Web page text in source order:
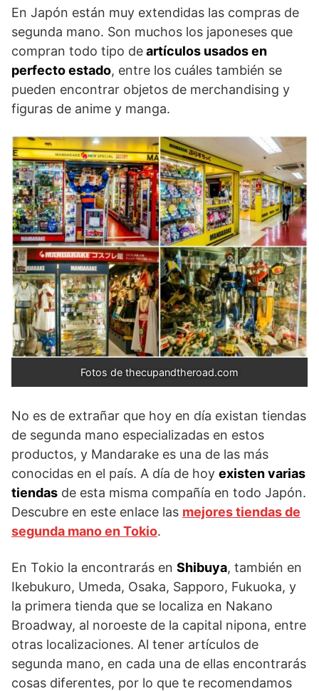
En Japón están muy extendidas las compras de
segunda mano. Son muchos los japoneses que
compran todo tipo deartículos usados en
perfecto estado, entre los cuáles también se
pueden encontrar objetos de merchandising y
figuras de anime y manga.
Fotos de thecupandtheroad.com
No es de extrañar que hoy en día existan tiendas
de segunda mano especializadas en estos
productos, y Mandarake es una de las más
conocidas en el país. A día de hoy existen varias
tiendas de esta misma compañía en todo Japón.
Descubre en este enlace las mejores tiendas de
segunda mano en Tokio.
En Tokio la encontrarás en Shibuya, también en
Ikebukuro, Umeda, Osaka, Sapporo, Fukuoka, y
la primera tienda que se localiza en Nakano
Broadway, al noroeste de la capital nipona, entre
otras localizaciones. Al tener artículos de
segunda mano, en cada una de ellas encontrarás
cosas diferentes, por lo que te recomendamos